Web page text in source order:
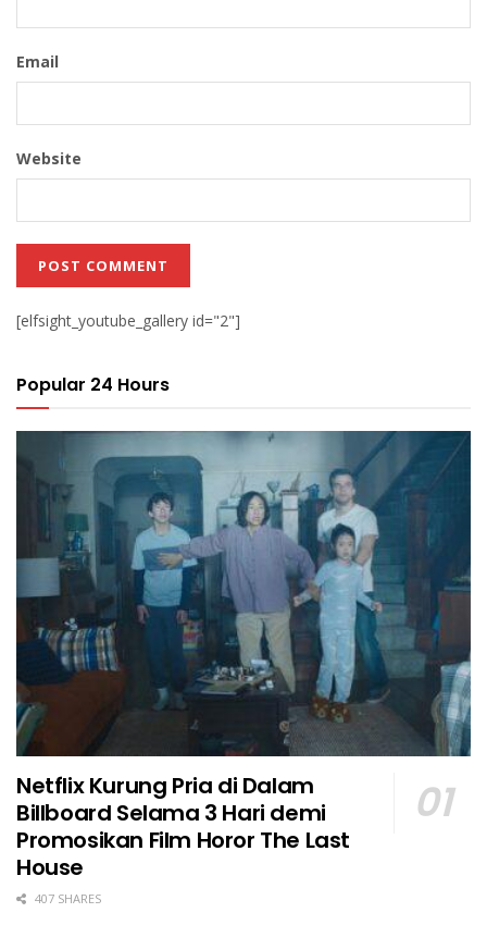
Email
Website
[elfsight_youtube_gallery id="2"]
Popular 24 Hours
Netflix Kurung Pria di Dalam
Billboard Selama 3 Hari demi
Promosikan Film Horor The Last
House
407 SHARES